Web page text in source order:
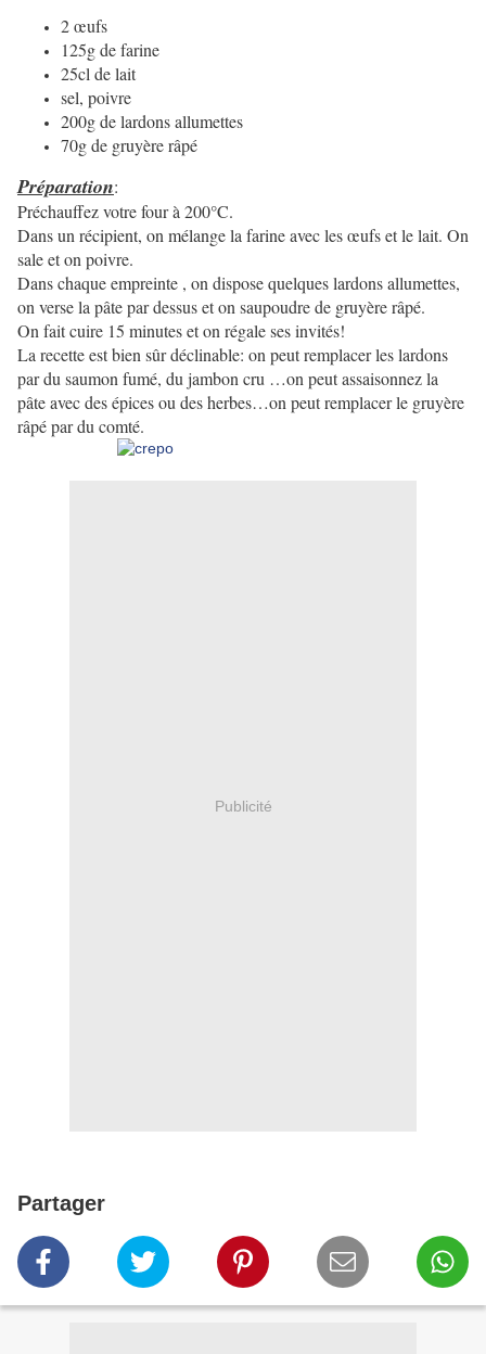
2 œufs
125g de farine
25cl de lait
sel, poivre
200g de lardons allumettes
70g de gruyère râpé
Préparation:
Préchauffez votre four à 200°C.
Dans un récipient, on mélange la farine avec les œufs et le lait. On
sale et on poivre.
Dans chaque empreinte , on dispose quelques lardons allumettes,
on verse la pâte par dessus et on saupoudre de gruyère râpé.
On fait cuire 15 minutes et on régale ses invités!
La recette est bien sûr déclinable: on peut remplacer les lardons
par du saumon fumé, du jambon cru …on peut assaisonnez la
pâte avec des épices ou des herbes…on peut remplacer le gruyère
râpé par du comté.
Publicité
Partager